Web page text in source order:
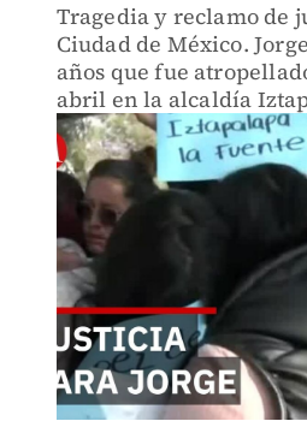
Tragedia y reclamo de
Ciudad de México.
años que fue
abril en la alcaldía
mañana de este lunes
luchar por su vida.